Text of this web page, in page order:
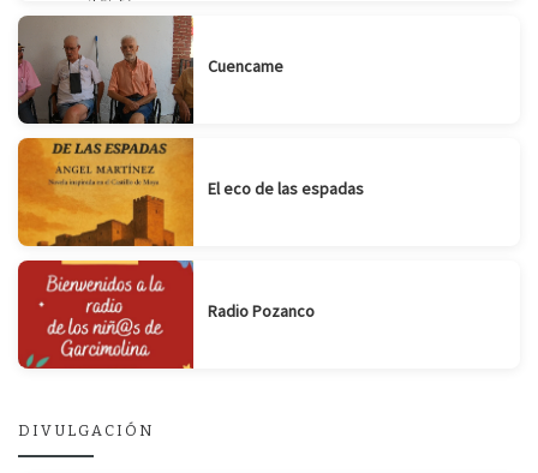
Cuencame
El eco de las espadas
Radio Pozanco
DIVULGACIÓN